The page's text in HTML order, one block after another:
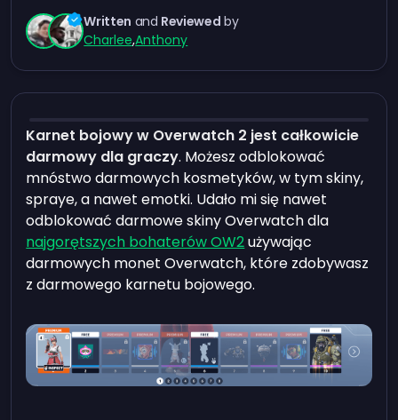
Written and Reviewed by
Charlee,Anthony
Karnet bojowy w Overwatch 2 jest całkowicie
darmowy dla graczy. Możesz odblokować
mnóstwo darmowych kosmetyków, w tym skiny,
spraye, a nawet emotki. Udało mi się nawet
odblokować darmowe skiny Overwatch dla
najgorętszych bohaterów OW2używając
darmowych monet Overwatch, które zdobywasz
z darmowego karnetu bojowego.